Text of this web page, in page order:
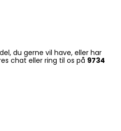
du gerne vil have, eller har
chat eller ring til os på 9734